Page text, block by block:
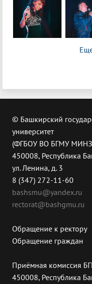
© Башкирский
университет
(ФГБОУ ВО БГМУ
450008, Республика
ул. Ленина, д. 3
8 (347) 272-11-60
bashsmu@yandex.ru
rectorat@bashgmu.ru
Обращение к ректору
Обращение граждан
Приёмная комиссия
450008, Республика